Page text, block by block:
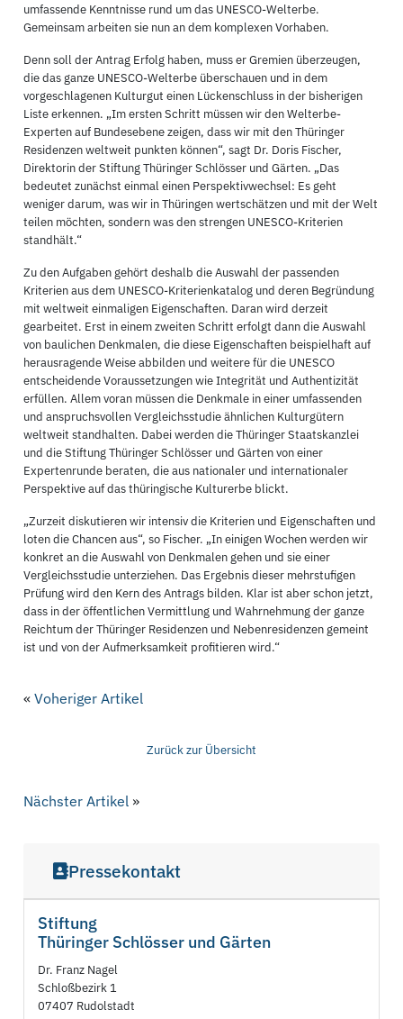
umfassende Kenntnisse rund um das UNESCO-Welterbe.
Gemeinsam arbeiten sie nun an dem komplexen Vorhaben.
Denn soll der Antrag Erfolg haben, muss er Gremien überzeugen,
die das ganze UNESCO-Welterbe überschauen und in dem
vorgeschlagenen Kulturgut einen Lückenschluss in der bisherigen
Liste erkennen. „Im ersten Schritt müssen wir den Welterbe-
Experten auf Bundesebene zeigen, dass wir mit den Thüringer
Residenzen weltweit punkten können“, sagt Dr. Doris Fischer,
Direktorin der Stiftung Thüringer Schlösser und Gärten. „Das
bedeutet zunächst einmal einen Perspektivwechsel: Es geht
weniger darum, was wir in Thüringen wertschätzen und mit der Welt
teilen möchten, sondern was den strengen UNESCO-Kriterien
standhält.“
Zu den Aufgaben gehört deshalb die Auswahl der passenden
Kriterien aus dem UNESCO-Kriterienkatalog und deren Begründung
mit weltweit einmaligen Eigenschaften. Daran wird derzeit
gearbeitet. Erst in einem zweiten Schritt erfolgt dann die Auswahl
von baulichen Denkmalen, die diese Eigenschaften beispielhaft auf
herausragende Weise abbilden und weitere für die UNESCO
entscheidende Voraussetzungen wie Integrität und Authentizität
erfüllen. Allem voran müssen die Denkmale in einer umfassenden
und anspruchsvollen Vergleichsstudie ähnlichen Kulturgütern
weltweit standhalten. Dabei werden die Thüringer Staatskanzlei
und die Stiftung Thüringer Schlösser und Gärten von einer
Expertenrunde beraten, die aus nationaler und internationaler
Perspektive auf das thüringische Kulturerbe blickt.
„Zurzeit diskutieren wir intensiv die Kriterien und Eigenschaften und
loten die Chancen aus“, so Fischer. „In einigen Wochen werden wir
konkret an die Auswahl von Denkmalen gehen und sie einer
Vergleichsstudie unterziehen. Das Ergebnis dieser mehrstufigen
Prüfung wird den Kern des Antrags bilden. Klar ist aber schon jetzt,
dass in der öffentlichen Vermittlung und Wahrnehmung der ganze
Reichtum der Thüringer Residenzen und Nebenresidenzen gemeint
ist und von der Aufmerksamkeit profitieren wird.“
«Voheriger Artikel
Zurück zur Übersicht
Nächster Artikel »
Pressekontakt
Stiftung
Thüringer Schlösser und Gärten
Dr. Franz Nagel
Schloßbezirk 1
07407 Rudolstadt